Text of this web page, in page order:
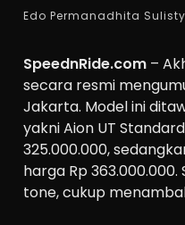
Edo Permanadhita Sulisty
SpeednRide.com –
secara resmi
Jakarta. Model ini
yakni Aion UT
325.000.000,
harga Rp
tone, cukup